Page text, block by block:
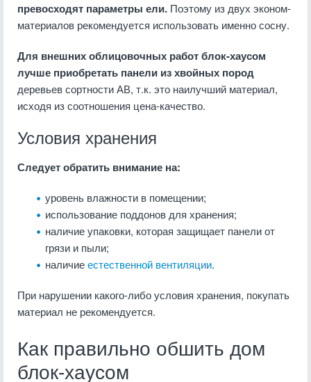
превосходят параметры ели. Поэтому из двух эконом-
материалов рекомендуется использовать именно сосну.
Для внешних облицовочных работ блок-хаусом
лучше приобретать панели из хвойных пород
деревьев сортности АВ, т.к. это наилучший материал,
исходя из соотношения цена-качество.
Условия хранения
Следует обратить внимание на:
уровень влажности в помещении;
использование поддонов для хранения;
наличие упаковки, которая защищает панели от
грязи и пыли;
наличиеестественной вентиляции.
При нарушении какого-либо условия хранения, покупать
материал не рекомендуется.
Как правильно обшить дом
блок-хаусом